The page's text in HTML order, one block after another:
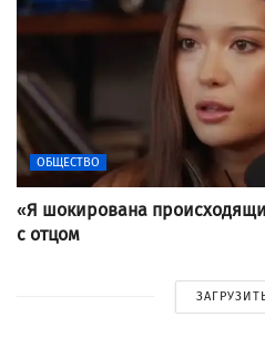
ОБЩЕСТВО
«Я шокирована
с отцом